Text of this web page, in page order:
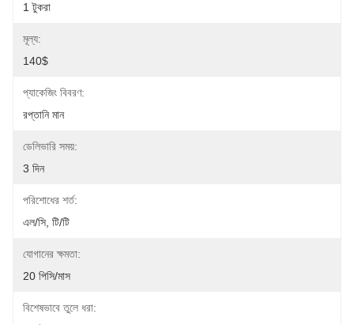
1 টুকরা
মূল্য:
140$
প্যাকেজিং বিবরণ:
রপ্তানি মান
ডেলিভারি সময়:
3 দিন
পরিশোধের শর্ত:
এল/সি, টি/টি
যোগানের ক্ষমতা:
20 পিসি/মাস
বিশেষভাবে তুলে ধরা: